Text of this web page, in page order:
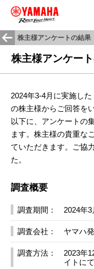
株主様アンケートの結果
株主様アンケー
2024年3-4月に実施し
の株主様からご回答を
以下に、アンケートの
ます。株主様の貴重な
ていただきます。ご協
た。
調査概要
調査期間： 2024年
調査会社： ヤマハ
調査方法：
2023年
イトに